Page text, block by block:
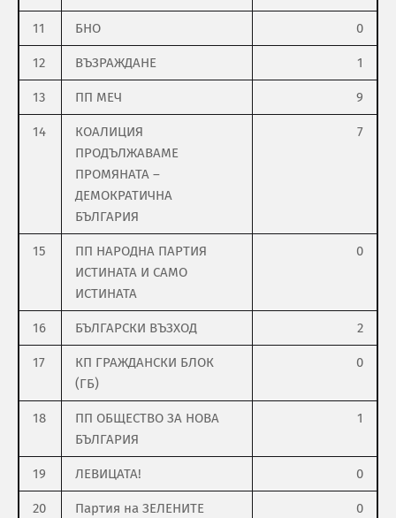
11 БНО 0
12 ВЪЗРАЖДАНЕ 1
13 ПП МЕЧ 9
14
КОАЛИЦИЯ
ПРОДЪЛЖАВАМЕ
ПРОМЯНАТА –
ДЕМОКРАТИЧНА
БЪЛГАРИЯ
7
15
ПП НАРОДНА ПАРТИЯ
ИСТИНАТА И САМО
ИСТИНАТА
0
16 БЪЛГАРСКИ ВЪЗХОД 2
17
КП ГРАЖДАНСКИ БЛОК
(ГБ)
0
18
ПП ОБЩЕСТВО ЗА НОВА
БЪЛГАРИЯ
1
19 ЛЕВИЦАТА! 0
20 Партия на ЗЕЛЕНИТЕ 0